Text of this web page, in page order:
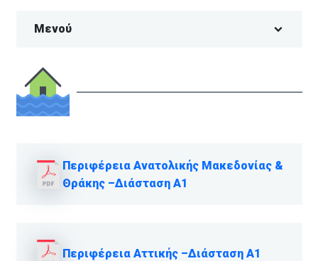
Μενού
Περιφέρεια Ανατολικής Μακεδονίας &
Θράκης –Διάσταση Α1
Περιφέρεια Αττικής –Διάσταση Α1